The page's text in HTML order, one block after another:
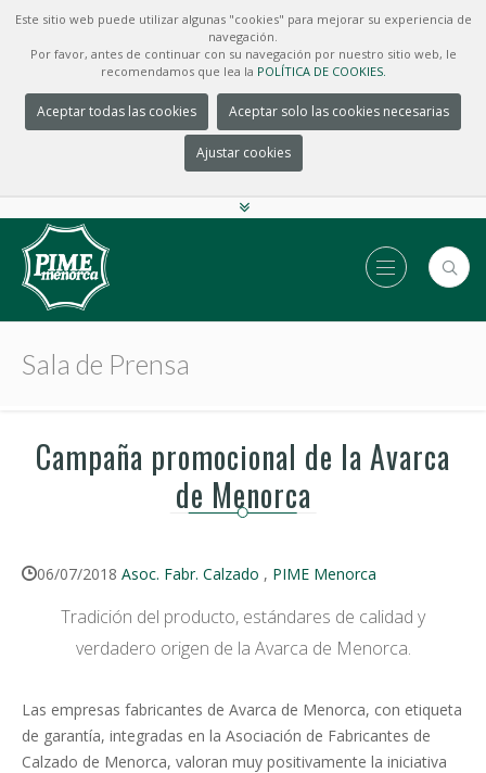
Este sitio web puede utilizar algunas "cookies" para mejorar su experiencia de
navegación.
Por favor, antes de continuar con su navegación por nuestro sitio web, le
recomendamos que lea la POLÍTICA DE COOKIES.
Aceptar todas las cookies Aceptar solo las cookies necesarias
Ajustar cookies
Sala de Prensa
Campaña promocional de la Avarca
de Menorca
06/07/2018 Asoc. Fabr. Calzado , PIME Menorca
Tradición del producto, estándares de calidad y
verdadero origen de la Avarca de Menorca.
Las empresas fabricantes de Avarca de Menorca, con etiqueta
de garantía, integradas en la Asociación de Fabricantes de
Calzado de Menorca, valoran muy positivamente la iniciativa